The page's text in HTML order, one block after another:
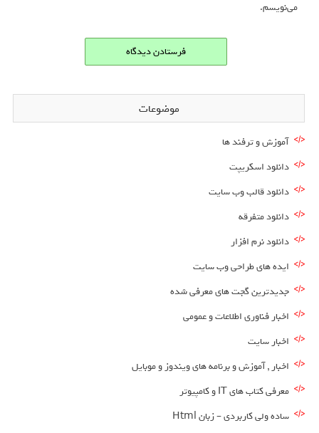
می‌نویسم.
موضوعات
آموزش و ترفند ها
دانلود اسکریپت
دانلود قالب وب سایت
دانلود متفرقه
دانلود نرم افزار
ایده های طراحی وب سایت
جدیدترین گجت های معرفی شده
اخبار فناوری اطلاعات و عمومی
اخبار سایت
اخبار , آموزش و برنامه های ویندوز و موبایل
معرفی کتاب های IT و کامپیوتر
ساده ولی کاربردی – زبان Html